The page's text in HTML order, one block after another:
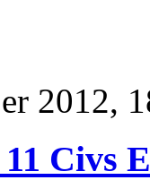
2012,
Civs